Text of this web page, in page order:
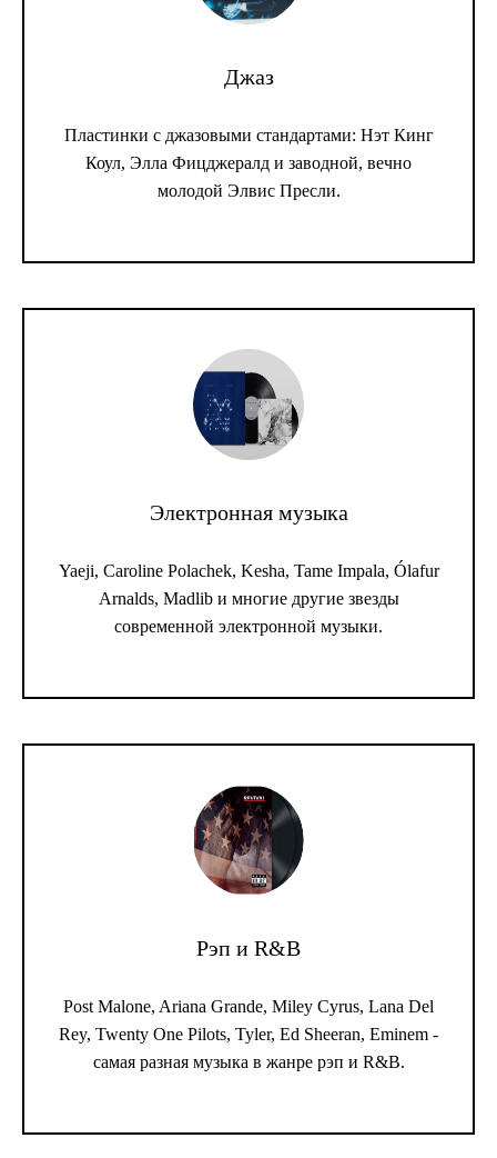
Джаз
Пластинки с джазовыми стандартами: Нэт Кинг
Коул, Элла Фицджералд и заводной, вечно
молодой Элвис Пресли.
Электронная музыка
Yaeji, Caroline Polachek, Kesha, Tame Impala, Ólafur
Arnalds, Madlib и многие другие звезды
современной электронной музыки.
Рэп и R&B
Post Malone, Ariana Grande, Miley Cyrus, Lana Del
Rey, Twenty One Pilots, Tyler, Ed Sheeran, Eminem -
самая разная музыка в жанре рэп и R&B.